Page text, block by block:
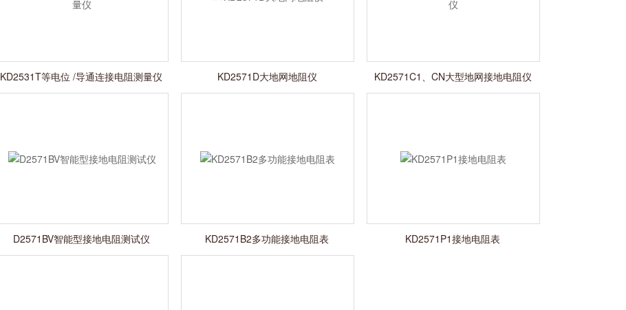
KD2531T等电位 /导通连接电阻测量仪 KD2571D大地网地阻仪 KD2571C1、CN大型地网接地电阻仪
D2571BV智能型接地电阻测试仪 KD2571B2多功能接地电阻表 KD2571P1接地电阻表